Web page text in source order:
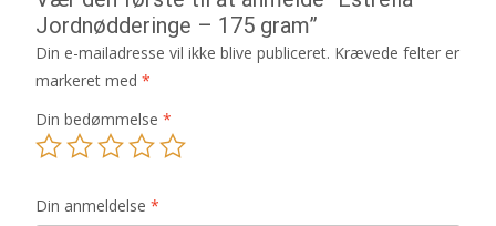
Jordnødderinge – 175 gram”
Din e-mailadresse vil ikke blive publiceret. Krævede felter er
markeret med *
Din bedømmelse *
Din anmeldelse *